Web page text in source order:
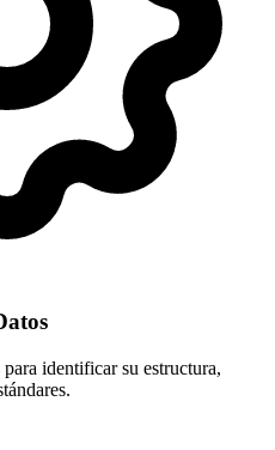
identificar su estructura,